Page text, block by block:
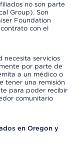
no son parte
Group). Son
Foundation
con el
necesita servicios
por parte de
a un médico o
tener una remisión
para poder recibir
comunitario
en Oregon y